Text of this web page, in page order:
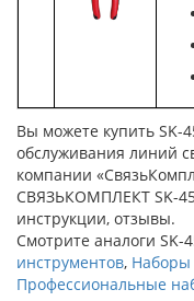
Вы можете купить SK-
обслуживания линий
компании
СВЯЗЬКОМПЛЕКТ SK-
инструкции, отзывы.
Смотрите аналоги SK-
инструментов, Наборы
Профессиональные